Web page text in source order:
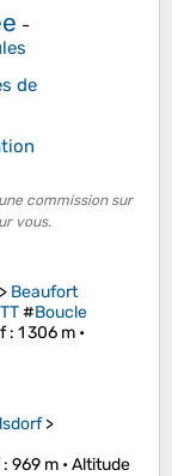
-
de
commission sur
vous.
> Beaufort
#Boucle
: 1 306 m •
>
: 969 m •Altitude